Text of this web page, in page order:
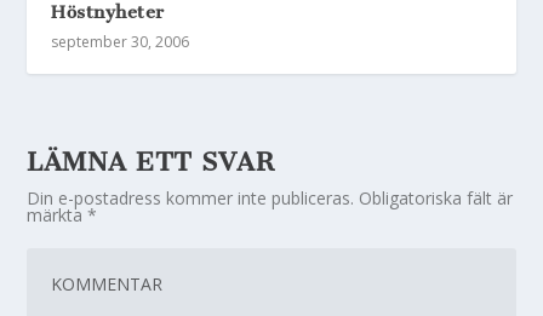
Höstnyheter
september 30, 2006
LÄMNA ETT SVAR
Din e-postadress kommer inte publiceras. Obligatoriska fält är
märkta*